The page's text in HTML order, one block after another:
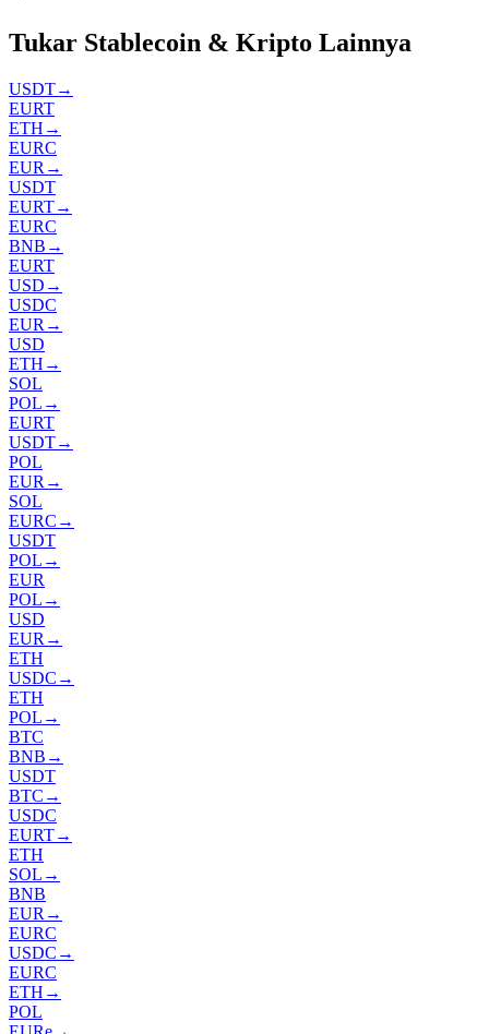
Tukar Stablecoin & Kripto Lainnya
USDT→
EURT
ETH →
EURC
EUR →
USDT
EURT→
EURC
BNB →
EURT
USD →
USDC
EUR →
USD
ETH →
SOL
POL →
EURT
USDT→
POL
EUR →
SOL
EURC →
USDT
POL →
EUR
POL →
USD
EUR →
ETH
USDC →
ETH
POL →
BTC
BNB →
USDT
BTC →
USDC
EURT→
ETH
SOL →
BNB
EUR →
EURC
USDC →
EURC
ETH →
POL